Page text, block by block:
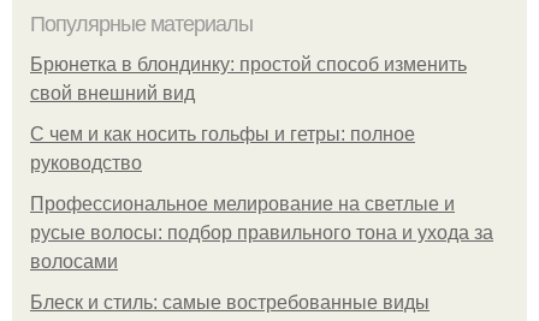
Популярные материалы
Брюнетка в блондинку: простой способ изменить
свой внешний вид
С чем и как носить гольфы и гетры: полное
руководство
Профессиональное мелирование на светлые и
русые волосы: подбор правильного тона и ухода за
волосами
Блеск и стиль: самые востребованные виды